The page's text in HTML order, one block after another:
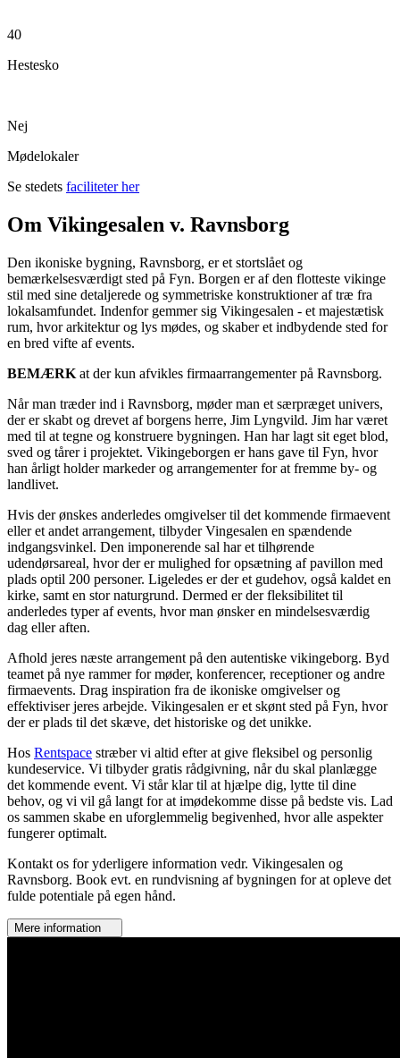
40
Hestesko
Nej
Mødelokaler
Se stedets faciliteter her
Om Vikingesalen v. Ravnsborg
Den ikoniske bygning, Ravnsborg, er et stortslået og
bemærkelsesværdigt sted på Fyn. Borgen er af den flotteste vikinge
stil med sine detaljerede og symmetriske konstruktioner af træ fra
lokalsamfundet. Indenfor gemmer sig Vikingesalen - et majestætisk
rum, hvor arkitektur og lys mødes, og skaber et indbydende sted for
en bred vifte af events.
BEMÆRK at der kun afvikles firmaarrangementer på Ravnsborg.
Når man træder ind i Ravnsborg, møder man et særpræget univers,
der er skabt og drevet af borgens herre, Jim Lyngvild. Jim har været
med til at tegne og konstruere bygningen. Han har lagt sit eget blod,
sved og tårer i projektet. Vikingeborgen er hans gave til Fyn, hvor
han årligt holder markeder og arrangementer for at fremme by- og
landlivet.
Hvis der ønskes anderledes omgivelser til det kommende firmaevent
eller et andet arrangement, tilbyder Vingesalen en spændende
indgangsvinkel. Den imponerende sal har et tilhørende
udendørsareal, hvor der er mulighed for opsætning af pavillon med
plads optil 200 personer. Ligeledes er der et gudehov, også kaldet en
kirke, samt en stor naturgrund. Dermed er der fleksibilitet til
anderledes typer af events, hvor man ønsker en mindelsesværdig
dag eller aften.
Afhold jeres næste arrangement på den autentiske vikingeborg. Byd
teamet på nye rammer for møder, konferencer, receptioner og andre
firmaevents. Drag inspiration fra de ikoniske omgivelser og
effektiviser jeres arbejde. Vikingesalen er et skønt sted på Fyn, hvor
der er plads til det skæve, det historiske og det unikke.
Hos Rentspace stræber vi altid efter at give fleksibel og personlig
kundeservice. Vi tilbyder gratis rådgivning, når du skal planlægge
det kommende event. Vi står klar til at hjælpe dig, lytte til dine
behov, og vi vil gå langt for at imødekomme disse på bedste vis. Lad
os sammen skabe en uforglemmelig begivenhed, hvor alle aspekter
fungerer optimalt.
Kontakt os for yderligere information vedr. Vikingesalen og
Ravnsborg. Book evt. en rundvisning af bygningen for at opleve det
fulde potentiale på egen hånd.
Mere information